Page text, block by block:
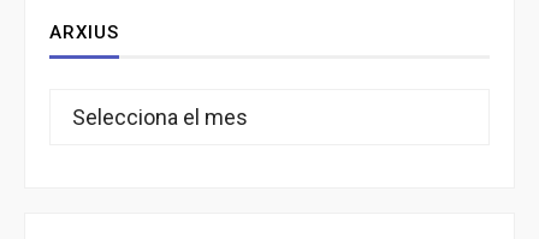
ARXIUS